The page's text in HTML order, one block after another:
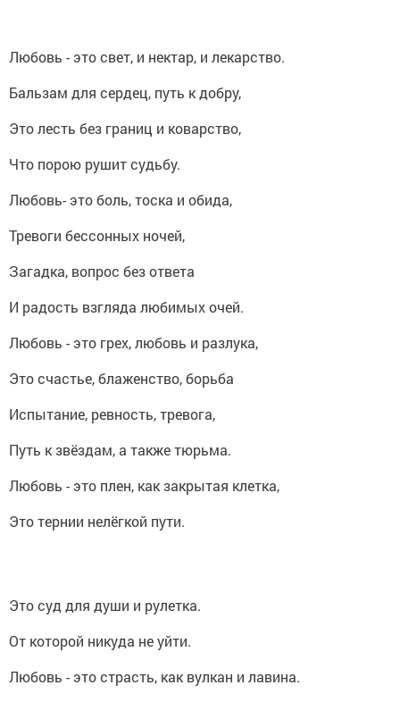
Любовь - это свет, и нектар, и лекарство.
Бальзам для сердец, путь к добру,
Это лесть без границ и коварство,
Что порою рушит судьбу.
Любовь- это боль, тоска и обида,
Тревоги бессонных ночей,
Загадка, вопрос без ответа
И радость взгляда любимых очей.
Любовь - это грех, любовь и разлука,
Это счастье, блаженство, борьба
Испытание, ревность, тревога,
Путь к звёздам, а также тюрьма.
Любовь - это плен, как закрытая клетка,
Это тернии нелёгкой пути.
Это суд для души и рулетка.
От которой никуда не уйти.
Любовь - это страсть, как вулкан и лавина.